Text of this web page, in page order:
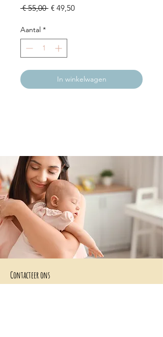
€ 55,00 Normale
€ 49,50Verkoopprijs
Aantal *
In winkelwagen
Contacteer ons